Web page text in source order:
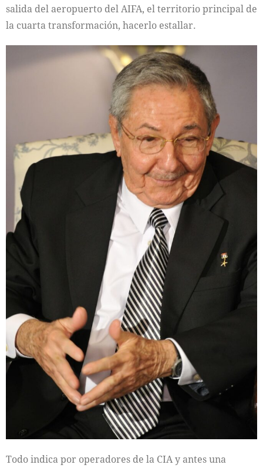
salida del aeropuerto del AIFA, el territorio principal de
la cuarta transformación, hacerlo estallar.
Todo indica por operadores de la CIA y antes una